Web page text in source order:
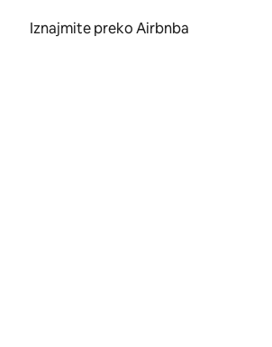
Iznajmite preko Airbnba